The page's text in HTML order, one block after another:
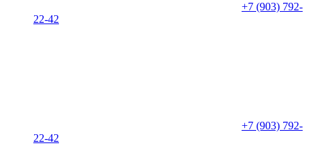
+7 (903) 792-
22-42
+7 (903) 792-
22-42